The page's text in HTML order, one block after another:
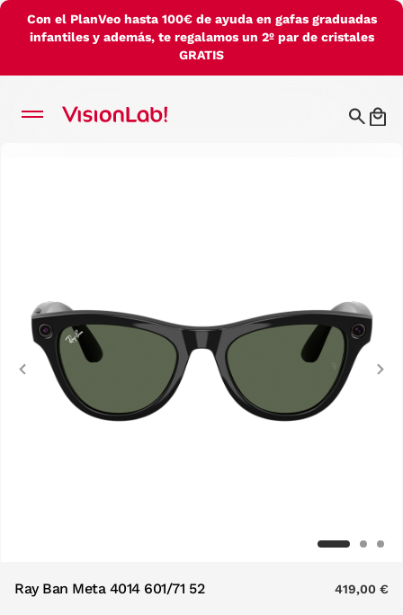
Con el PlanVeo hasta 100€ de ayuda en gafas graduadas
infantiles y además, te regalamos un 2º par de cristales
GRATIS
Previous
Ray Ban Meta 4014 601/71 52 419,00 €